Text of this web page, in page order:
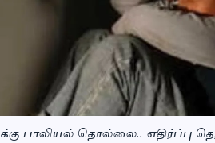
பாலியல் தொல்லை.. எதிர்ப்பு